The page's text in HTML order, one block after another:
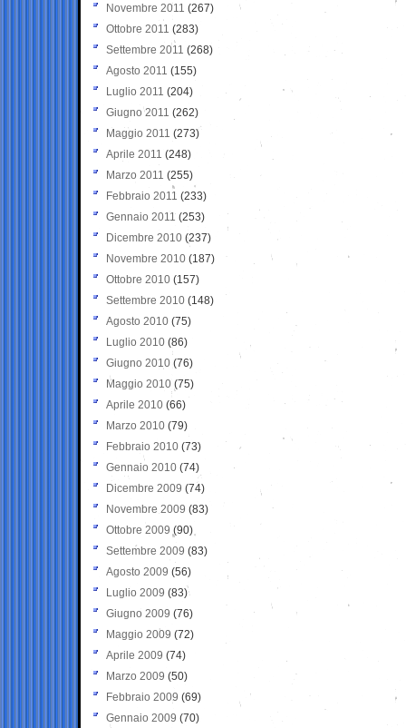
Novembre 2011 (267)
Ottobre 2011 (283)
Settembre 2011 (268)
Agosto 2011 (155)
Luglio 2011 (204)
Giugno 2011 (262)
Maggio 2011 (273)
Aprile 2011 (248)
Marzo 2011 (255)
Febbraio 2011 (233)
Gennaio 2011 (253)
Dicembre 2010 (237)
Novembre 2010 (187)
Ottobre 2010 (157)
Settembre 2010 (148)
Agosto 2010 (75)
Luglio 2010 (86)
Giugno 2010 (76)
Maggio 2010 (75)
Aprile 2010 (66)
Marzo 2010 (79)
Febbraio 2010 (73)
Gennaio 2010 (74)
Dicembre 2009 (74)
Novembre 2009 (83)
Ottobre 2009 (90)
Settembre 2009 (83)
Agosto 2009 (56)
Luglio 2009 (83)
Giugno 2009 (76)
Maggio 2009 (72)
Aprile 2009 (74)
Marzo 2009 (50)
Febbraio 2009 (69)
Gennaio 2009 (70)